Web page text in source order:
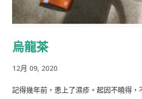
烏龍茶
12月 09, 2020
記得幾年前，患上了濕疹。起因不曉得，